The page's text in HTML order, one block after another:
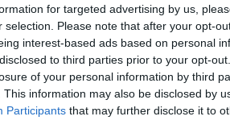
for targeted advertising by us,
selection. Please note that after your opt-
interest-based ads based on personal
to third parties prior to your opt-
of your personal information by third
This information may also be disclosed by
Participants that may further disclose it to
girone di ritorno l’Ascoli ha infatti
grazie a una serie impressionante di
consecutive senza sconfitte,
con addirittura dieci successi
che aveva riaperto
il calo accusato tra novembre e